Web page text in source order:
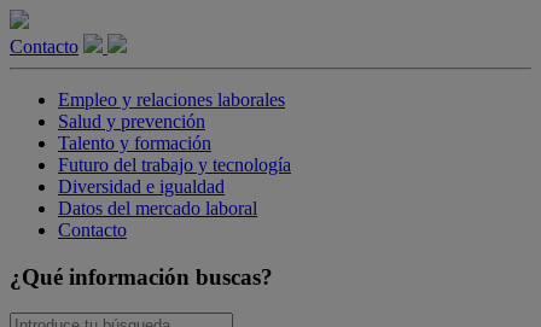
Contacto
Empleo y relaciones laborales
Salud y prevención
Talento y formación
Futuro del trabajo y tecnología
Diversidad e igualdad
Datos del mercado laboral
Contacto
¿Qué información buscas?